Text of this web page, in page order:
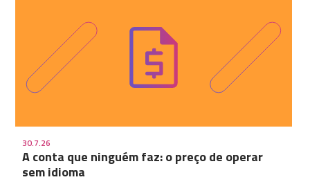
30.7.26
A conta que ninguém faz: o preço de operar
sem idioma